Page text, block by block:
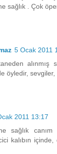
sağlık . Çok
5 Ocak 2011
alınmış
öyledir, sevgiler,
2011 13:17
sağlık
kalıbın